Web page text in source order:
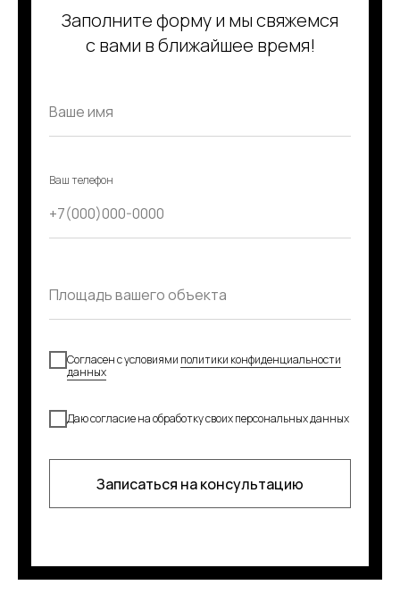
Заполните форму и мы свяжемся
с вами в ближайшее время!
Ваш телефон
Согласен с условиями политики конфиденциальности
данных
Даю согласие на обработку своих персональных данных
Записаться на консультацию